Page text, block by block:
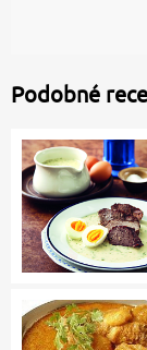
Podobné